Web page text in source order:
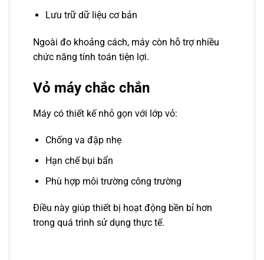
Lưu trữ dữ liệu cơ bản
Ngoài đo khoảng cách, máy còn hỗ trợ nhiều
chức năng tính toán tiện lợi.
Vỏ máy chắc chắn
Máy có thiết kế nhỏ gọn với lớp vỏ:
Chống va đập nhẹ
Hạn chế bụi bẩn
Phù hợp môi trường công trường
Điều này giúp thiết bị hoạt động bền bỉ hơn
trong quá trình sử dụng thực tế.